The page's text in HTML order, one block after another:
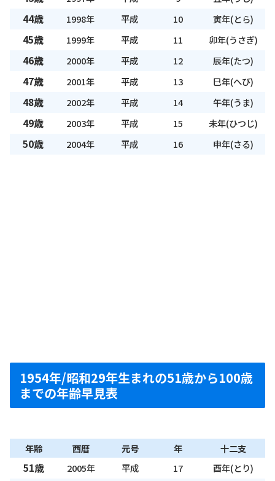
44歳 1998年 平成 10 寅年(とら)
45歳 1999年 平成 11 卯年(うさぎ)
46歳 2000年 平成 12 辰年(たつ)
47歳 2001年 平成 13 巳年(へび)
48歳 2002年 平成 14 午年(うま)
49歳 2003年 平成 15 未年(ひつじ)
50歳 2004年 平成 16 申年(さる)
1954年/昭和29年生まれの51歳から100歳
までの年齢早見表
年齢 西暦 元号 年 十二支
51歳 2005年 平成 17 酉年(とり)